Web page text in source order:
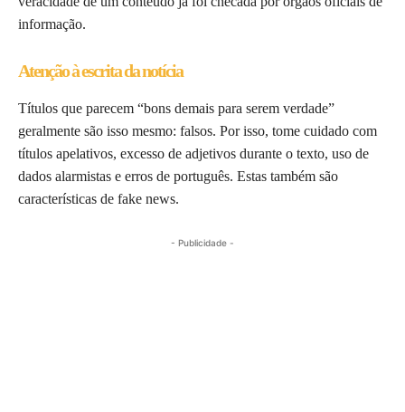
informação.
Atenção à escrita da notícia
Títulos que parecem “bons demais para serem verdade”
geralmente são isso mesmo: falsos. Por isso, tome cuidado com
títulos apelativos, excesso de adjetivos durante o texto, uso de
dados alarmistas e erros de português. Estas também são
características de fake news.
- Publicidade -